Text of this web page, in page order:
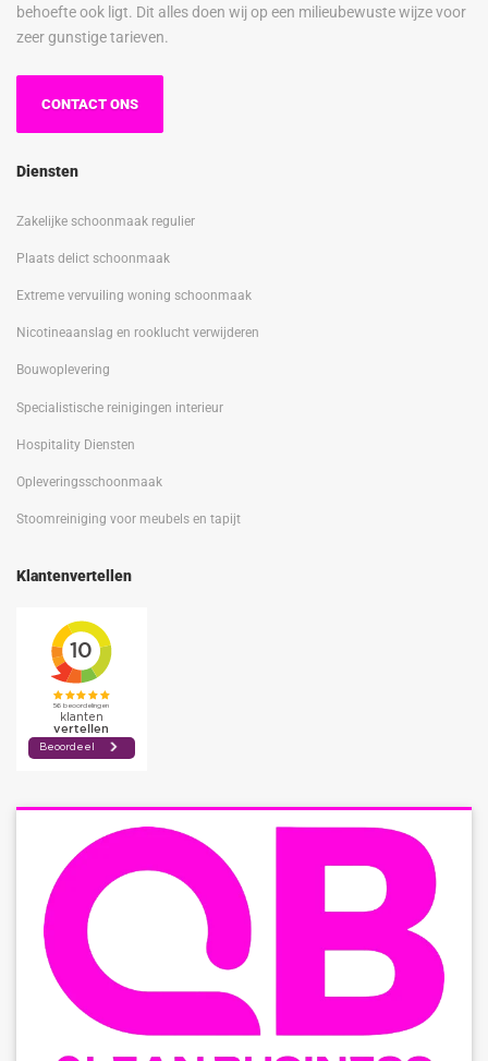
behoefte ook ligt. Dit alles doen wij op een milieubewuste wijze voor
zeer gunstige tarieven.
CONTACT ONS
Diensten
Zakelijke schoonmaak regulier
Plaats delict schoonmaak
Extreme vervuiling woning schoonmaak
Nicotineaanslag en rooklucht verwijderen
Bouwoplevering
Specialistische reinigingen interieur
Hospitality Diensten
Opleveringsschoonmaak
Stoomreiniging voor meubels en tapijt
Klantenvertellen